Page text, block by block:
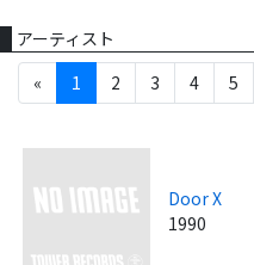
アーティスト
«
1 2 3 4 5
Door X
1990